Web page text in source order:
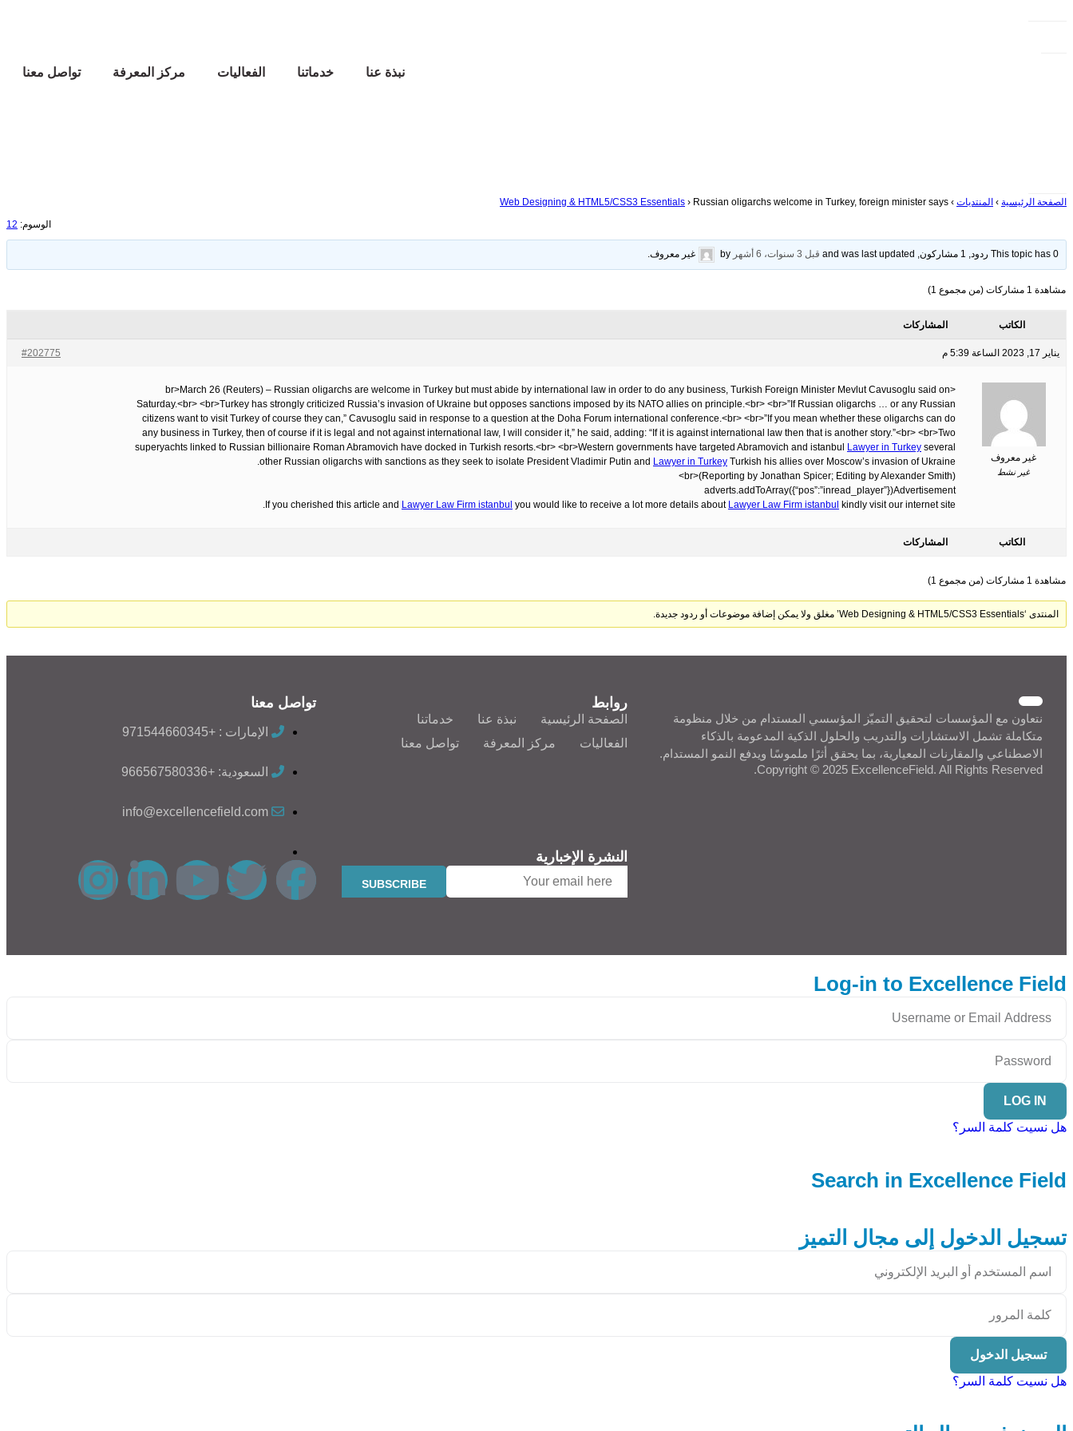
نبذة عنا خدماتنا الفعاليات مركز المعرفة تواصل معنا
الصفحة الرئيسية › المنتديات ›
Web Designing & HTML5/CSS3 Essentials › Russian oligarchs welcome in Turkey, foreign minister says
الوسوم: 12
This topic has 0 ردود, 1 مشاركون, and was last updated قبل 3 سنوات، 6 أشهر by غير معروف.
مشاهدة 1 مشاركات (من مجموع 1)
الكاتب المشاركات
يناير 17, 2023 الساعة 5:39 م #202775
غير معروف
غير نشط
<br>March 26 (Reuters) – Russian oligarchs are welcome in Turkey but must abide by international law in order to do any business, Turkish Foreign Minister Mevlut Cavusoglu said on
Saturday.<br> <br>Turkey has strongly criticized Russia’s invasion of Ukraine but opposes sanctions imposed by its NATO allies on principle.<br> <br>”If Russian oligarchs … or any Russian
citizens want to visit Turkey of course they can,” Cavusoglu said in response to a question at the Doha Forum international conference.<br> <br>”If you mean whether these oligarchs can do
any business in Turkey, then of course if it is legal and not against international law, I will consider it,” he said, adding: “If it is against international law then that is another story.”<br> <br>Two
superyachts linked to Russian billionaire Roman Abramovich have docked in Turkish resorts.<br> <br>Western governments have targeted Abramovich and istanbul
Lawyer in Turkey several
other Russian oligarchs with sanctions as they seek to isolate President Vladimir Putin and Lawyer in Turkey Turkish his allies over Moscow’s invasion of Ukraine.
(Reporting by Jonathan Spicer; Editing by Alexander Smith)<br>
adverts.addToArray({“pos”:”inread_player”})Advertisement
If you cherished this article and Lawyer Law Firm istanbul you would like to receive a lot more details about Lawyer Law Firm istanbul kindly visit our internet site.
الكاتب المشاركات
مشاهدة 1 مشاركات (من مجموع 1)
المنتدى ‘Web Designing & HTML5/CSS3 Essentials’ مغلق ولا يمكن إضافة موضوعات أو ردود جديدة.
نتعاون مع المؤسسات لتحقيق التميّز المؤسسي المستدام من خلال منظومة
متكاملة تشمل الاستشارات والتدريب والحلول الذكية المدعومة بالذكاء
الاصطناعي والمقارنات المعيارية، بما يحقق أثرًا ملموسًا ويدفع النمو المستدام.
Copyright © 2025 ExcellenceField. All Rights Reserved.
روابط
الصفحة الرئيسية نبذة عنا
خدماتنا
الفعاليات
مركز المعرفة تواصل معنا
النشرة الإخبارية
تواصل معنا
الإمارات : +971544660345
السعودية: +966567580336
info@excellencefield.com
Log-in to Excellence Field
LOG IN
هل نسيت كلمة السر؟
Search in Excellence Field
تسجيل الدخول إلى مجال التميز
تسجيل الدخول
هل نسيت كلمة السر؟